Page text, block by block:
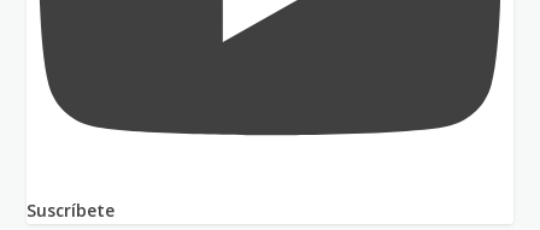
Suscríbete